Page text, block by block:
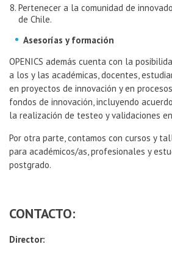
Pertenecer a la comunidad de
de Chile.
Asesorías y formación
OPENICS además cuenta con la
a los y las académicas, docentes,
en proyectos de innovación y en
fondos de innovación, incluyendo
la realización de testeo y validaciones
Por otra parte, contamos con cursos y
para académicos/as, profesionales y
postgrado.
CONTACTO:
Director: